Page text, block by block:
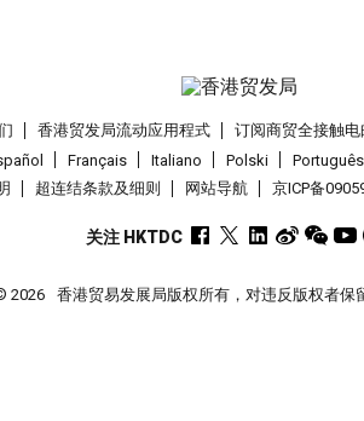
香港贸发局流动应用程式 订阅商贸全接触
Français Italiano Polski Português
超连结条款及细则 网站导航 京ICP备
关注 HKTDC
2026 香港贸易发展局版权所有，对违反版权者保